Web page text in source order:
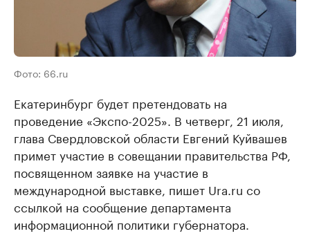
Фото: 66.ru
Екатеринбург будет претендовать на
проведение «Экспо-2025». В четверг, 21 июля,
глава Свердловской области Евгений Куйвашев
примет участие в совещании правительства РФ,
посвященном заявке на участие в
международной выставке, пишет Ura.ru со
ссылкой на сообщение департамента
информационной политики губернатора.